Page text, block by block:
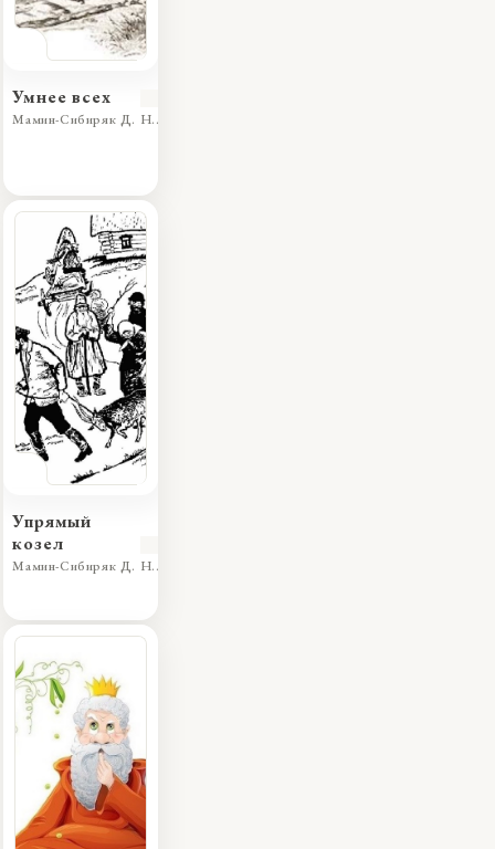
Умнее всех
Мамин-Сибиряк Д. Н.
Упрямый
козел
Мамин-Сибиряк Д. Н.